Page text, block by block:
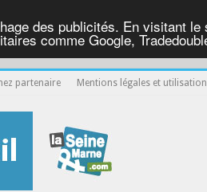
des publicités. En visitant
comme Google,
partenaire Mentions légales et utilisation